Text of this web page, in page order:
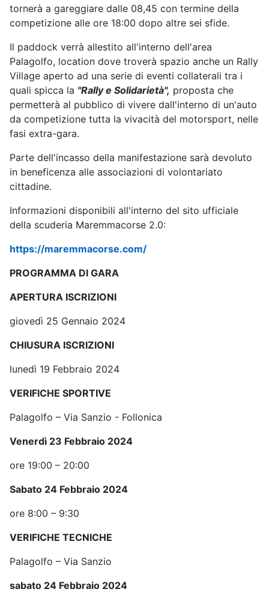
tornerà a gareggiare dalle 08,45 con termine della
competizione alle ore 18:00 dopo altre sei sfide.
Il paddock verrà allestito all'interno dell'area
Palagolfo, location dove troverà spazio anche un Rally
Village aperto ad una serie di eventi collaterali tra i
quali spicca la "Rally e Solidarietà", proposta che
permetterà al pubblico di vivere dall'interno di un'auto
da competizione tutta la vivacità del motorsport, nelle
fasi extra-gara.
Parte dell'incasso della manifestazione sarà devoluto
in beneficenza alle associazioni di volontariato
cittadine.
Informazioni disponibili all'interno del sito ufficiale
della scuderia Maremmacorse 2.0:
https://maremmacorse.com/
PROGRAMMA DI GARA
APERTURA ISCRIZIONI
giovedì 25 Gennaio 2024
CHIUSURA ISCRIZIONI
lunedì 19 Febbraio 2024
VERIFICHE SPORTIVE
Palagolfo – Via Sanzio - Follonica
Venerdì 23 Febbraio 2024
ore 19:00 – 20:00
Sabato 24 Febbraio 2024
ore 8:00 – 9:30
VERIFICHE TECNICHE
Palagolfo – Via Sanzio
sabato 24 Febbraio 2024